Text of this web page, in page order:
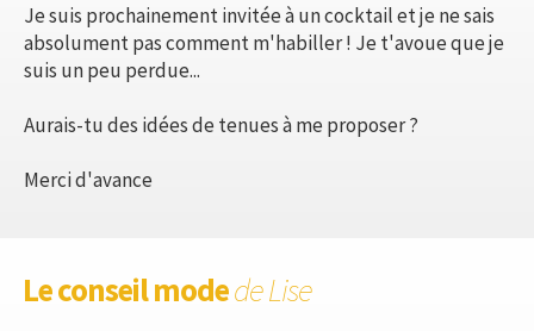
Je suis prochainement invitée à un cocktail et je ne sais
absolument pas comment m'habiller ! Je t'avoue que je
suis un peu perdue...
Aurais-tu des idées de tenues à me proposer ?
Merci d'avance
Le conseil modede Lise